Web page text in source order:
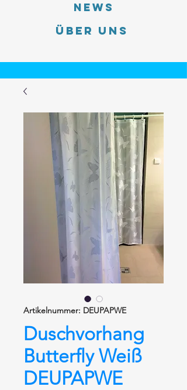
News
Über uns
Artikelnummer: DEUPAPWE
Duschvorhang
Butterfly Weiß
DEUPAPWE